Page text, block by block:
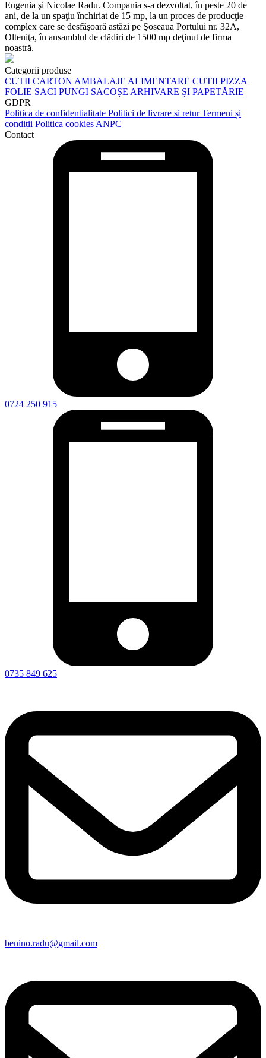
Eugenia şi Nicolae Radu. Compania s-a dezvoltat, în peste 20 de
ani, de la un spaţiu închiriat de 15 mp, la un proces de producţie
complex care se desfăşoară astăzi pe Şoseaua Portului nr. 32A,
Olteniţa, în ansamblul de clădiri de 1500 mp deţinut de firma
noastră.
Categorii produse
CUTII CARTON AMBALAJE ALIMENTARE CUTII PIZZA
FOLIE SACI PUNGI SACOȘE ARHIVARE ȘI PAPETĂRIE
GDPR
Politica de confidentialitate Politici de livrare si returTermeni și
condiții Politica cookies ANPC
Contact
0724 250 915
0735 849 625
benino.radu@gmail.com